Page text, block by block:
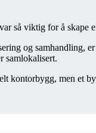
så viktig for å skape
og samhandling,
samlokalisert.
kontorbygg, men et